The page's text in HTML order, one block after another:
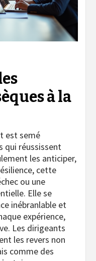
à la
est semé
qui réussissent
les anticiper,
cette
ou une
Elle se
inébranlable et
expérience,
Les dirigeants
les revers non
comme des